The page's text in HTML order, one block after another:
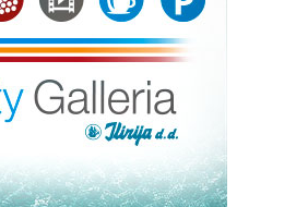
zadarskog „plesnog ljeta“. STREAM
koja je osmišljena kao niz
iz područja suvremenog plesa i
s primarnim fokusom na
prakse kroz studiozan rad i
Cilj radionica je upoznavanje
tehnikama kroz specifične